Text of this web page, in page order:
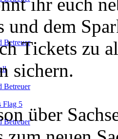
Betreuer
Betreuer
Flag 5
Betreuer
und dem
Tickets zu
sichern.
über